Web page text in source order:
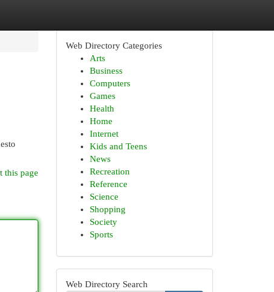
this page
Web Directory Categories
Arts
Business
Computers
Games
Health
Home
Internet
Kids and Teens
News
Recreation
Reference
Science
Shopping
Society
Sports
Web Directory Search